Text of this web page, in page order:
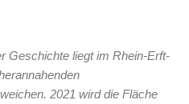
Geschichte liegt im Rhein-Erft-
2021 wird die Fläche